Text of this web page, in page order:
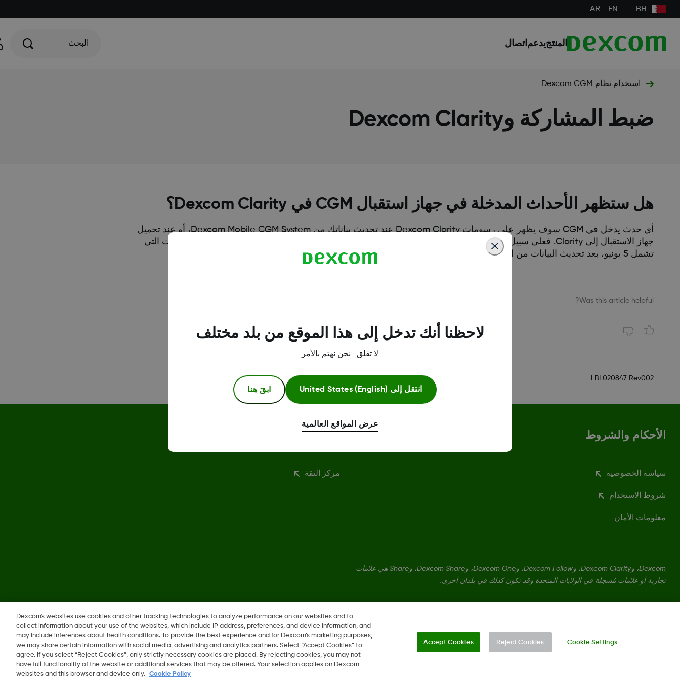
BH
EN
AR
المنتجيدعم اتصال البحث
استخدام نظام Dexcom CGM
ضبط المشاركة وDexcom Clarity
هل ستظهر الأحداث المدخلة في جهاز استقبال CGM في Dexcom Clarity؟
أي حدث يدخل في CGM سوف يظهر على رسومات Dexcom Clarity عند تحديث بياناتك من Dexcom Mobile CGM System، أو عند تحميل
جهاز الاستقبال إلى Clarity. فعلى سبيل المثال، في حالة إدخال "تدريب" في الساعة 17:00 في 5 يونيو، سوف يظهر على كل الرسومات التي
تشمل 5 يونيو، بعد تحديث البيانات من السحابة (بعد نحو 3 ساعات من إدخال الحدث) أو بعد تحميل جهاز الاستقبال لتلك المدة الزمنية.
Was this article helpful?
LBL020847 Rev002
الأحكام والشروط
سياسة الخصوصية
شروط الاستخدام
معلومات الأمان
مركز الثقة
Dexcom، وDexcom Clarity، وDexcom Follow، وDexcom One، وDexcom Share، وShare هي علامات
تجارية أو علامات مُسجلة في الولايات المتحدة وقد تكون كذلك في بلدان أخرى.
©2026 © Dexcom, Inc. جميع الحقوق محفوظة.
Dexcom's websites use cookies and other tracking technologies to analyze performance on our websites and to
collect information about your use of the websites, which include IP address, preferences, and device information, and
may include inferences about health conditions. To provide the best experience and for Dexcom’s marketing purposes,
we may share certain information with social media, advertising and analytics partners. Select “Accept Cookies” to
agree. If you select “Reject Cookies”, only strictly necessary cookies are placed. By rejecting cookies, you may not
have full functionality of the website or additional services that may be offered. Your selection applies on Dexcom
websites and this browser and device only.
Cookie Policy
Cookie Settings
Reject Cookies
Accept Cookies
لاحظنا أنك تدخل إلى هذا الموقع من بلد مختلف
لا تقلق—نحن نهتم بالأمر
انتقل إلى United States (English) ابقَ هنا
عرض المواقع العالمية